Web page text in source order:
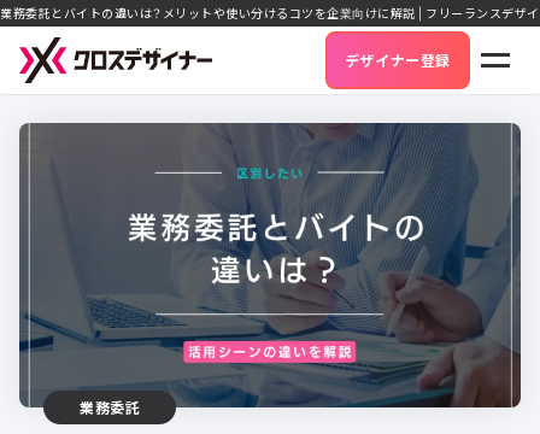
業務委託とバイトの違いは？メリットや使い分けるコツを企業向けに解説 | フリーランスデザ
デザイナー登録
業務委託